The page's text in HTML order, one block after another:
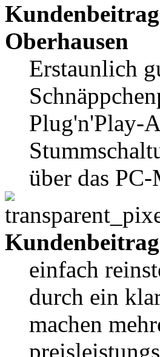
Kundenbeitrag
Oberhausen
Erstaunlich
Plug'n'Play-
über das
Kundenbeitrag
einfach
durch ein
machen